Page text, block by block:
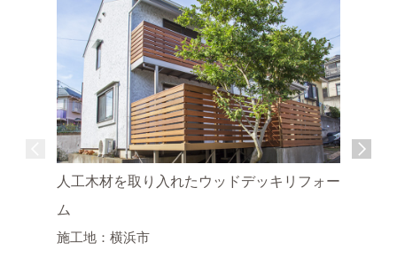
人工木材を取り入れたウッドデッキリフォー
ム
施工地：横浜市